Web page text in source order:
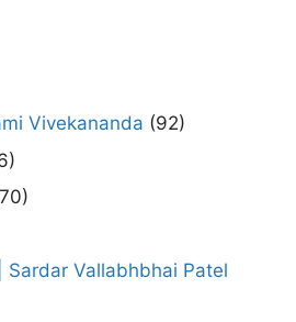
Vivekananda (92)
| Sardar Vallabhbhai Patel